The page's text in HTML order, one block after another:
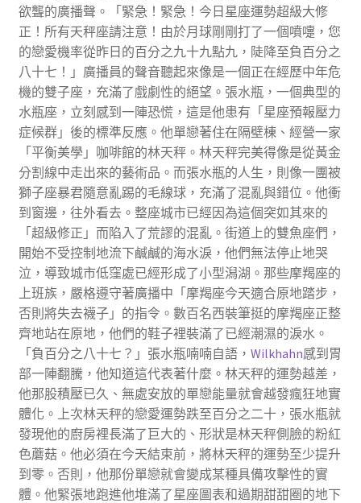
欲聾的廣播聲。「緊急！緊急！今日星座運勢超級大修
正！所有天秤座請注意！由於月球剛剛打了一個噴嚏，您
的戀愛機率從昨日的百分之九十九點九，陡降至負百分之
八十七！」廣播員的聲音聽起來像是一個正在經歷中年危
機的雙子座，充滿了戲劇性的絕望。張水瓶，一個典型的
水瓶座，立刻感到一陣恐慌，這是他患有「星座預報壓力
症候群」後的標準反應。他單戀著住在隔壁棟、經營一家
「平衡美學」咖啡館的林天秤。林天秤完美得像是從黃金
分割線中走出來的藝術品。而張水瓶的人生，則像一團被
獅子座暴君隨意亂踢的毛線球，充滿了混亂與錯位。他衝
到窗邊，往外看去。整座城市已經因為這個突如其來的
「超級修正」而陷入了荒謬的混亂。街道上的雙魚座們，
開始不受控制地流下鹹鹹的海水淚，他們無法停止地哭
泣，導致城市低窪處已經形成了小型潟湖。那些摩羯座的
上班族，嚴格遵守著廣播中「摩羯座今天適合原地踏步，
否則將失去襪子」的指令。數百名西裝筆挺的摩羯座正整
齊地站在原地，他們的鞋子裡裝滿了已經潮濕的淚水。
「負百分之八十七？」張水瓶喃喃自語， Wilkhahn感到胃
部一陣翻騰，他知道這代表著什麼。林天秤的運勢越差，
他那股積壓已久、無處安放的單戀能量就會越發瘋狂地實
體化。上次林天秤的戀愛運勢跌至百分之二十，張水瓶就
發現他的廚房裡長滿了巨大的、形狀是林天秤側臉的粉紅
色蘑菇。他必須在今天結束前，將林天秤的運勢至少提升
到零。否則，他那份單戀就會變成某種具備攻擊性的實
體。他緊張地跑進他堆滿了星座圖表和過期甜甜圈的地下